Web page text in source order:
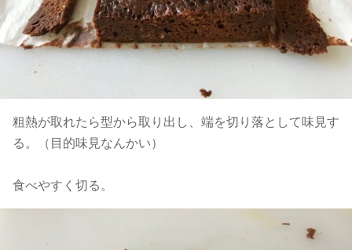
粗熱が取れたら型から取り出し、端を切り落として味見す
る。（目的味見なんかい）
食べやすく切る。